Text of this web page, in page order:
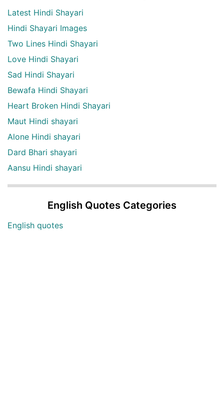
Latest Hindi Shayari
Hindi Shayari Images
Two Lines Hindi Shayari
Love Hindi Shayari
Sad Hindi Shayari
Bewafa Hindi Shayari
Heart Broken Hindi Shayari
Maut Hindi shayari
Alone Hindi shayari
Dard Bhari shayari
Aansu Hindi shayari
English Quotes Categories
English quotes